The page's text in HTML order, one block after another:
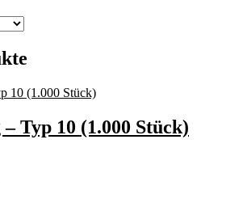
Typ 10 (1.000 Stück)
Preisspanne: